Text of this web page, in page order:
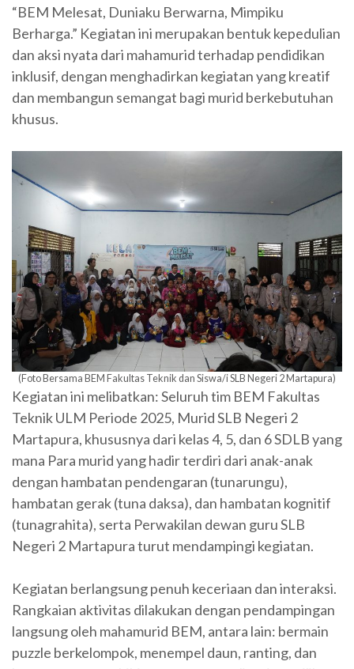
“BEM Melesat, Duniaku Berwarna, Mimpiku
Berharga.” Kegiatan ini merupakan bentuk kepedulian
dan aksi nyata dari mahamurid terhadap pendidikan
inklusif, dengan menghadirkan kegiatan yang kreatif
dan membangun semangat bagi murid berkebutuhan
khusus.
(Foto Bersama BEM Fakultas Teknik dan Siswa/i SLB Negeri 2 Martapura)
Kegiatan ini melibatkan: Seluruh tim BEM Fakultas
Teknik ULM Periode 2025, Murid SLB Negeri 2
Martapura, khususnya dari kelas 4, 5, dan 6 SDLB yang
mana Para murid yang hadir terdiri dari anak-anak
dengan hambatan pendengaran (tunarungu),
hambatan gerak (tuna daksa), dan hambatan kognitif
(tunagrahita), serta Perwakilan dewan guru SLB
Negeri 2 Martapura turut mendampingi kegiatan.
Kegiatan berlangsung penuh keceriaan dan interaksi.
Rangkaian aktivitas dilakukan dengan pendampingan
langsung oleh mahamurid BEM, antara lain: bermain
puzzle berkelompok, menempel daun, ranting, dan